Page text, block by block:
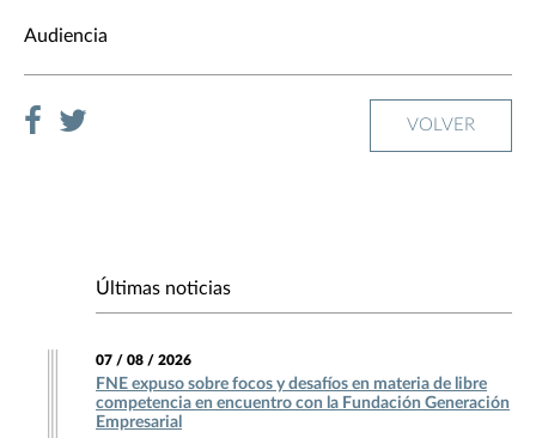
Audiencia
VOLVER
Últimas noticias
07 / 08 / 2026
FNE expuso sobre focos y desafíos en materia de libre
competencia en encuentro con la Fundación Generación
Empresarial